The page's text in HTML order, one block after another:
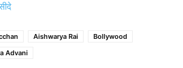
Aishwarya Rai
Bollywood
Advani